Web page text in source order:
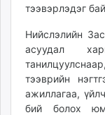
ugluu.mn
urlag.mn
unen.mn
asu.mn
shudarga.mn
shuurhai.mn
тээвэрлэдэг
Нийслэлийн
асуудал
тээврийн
ажиллагаа,
бий болох юм